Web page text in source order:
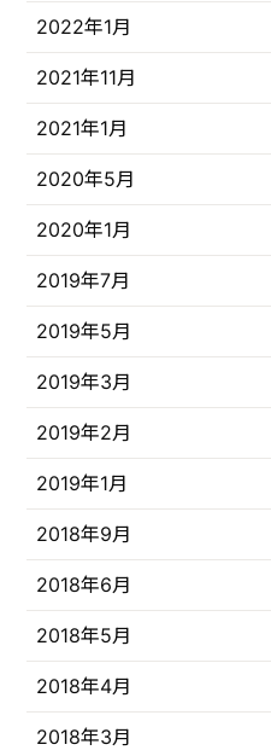
2022年1月
2021年11月
2021年1月
2020年5月
2020年1月
2019年7月
2019年5月
2019年3月
2019年2月
2019年1月
2018年9月
2018年6月
2018年5月
2018年4月
2018年3月